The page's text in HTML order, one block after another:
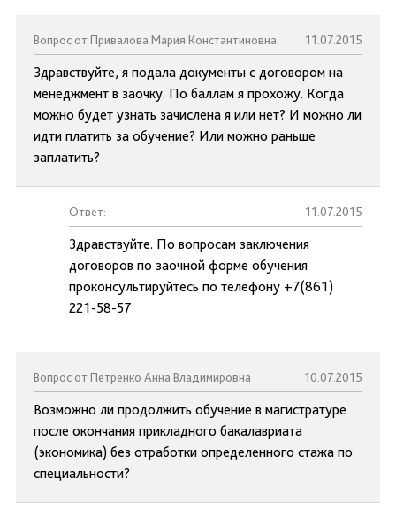
Вопрос от Привалова Мария Константиновна 11.07.2015
Здравствуйте, я подала документы с договором на
менеджмент в заочку. По баллам я прохожу. Когда
можно будет узнать зачислена я или нет? И можно ли
идти платить за обучение? Или можно раньше
заплатить?
Ответ: 11.07.2015
Здравствуйте. По вопросам заключения
договоров по заочной форме обучения
проконсультируйтесь по телефону +7(861)
221-58-57
Вопрос от Петренко Анна Владимировна 10.07.2015
Возможно ли продолжить обучение в магистратуре
после окончания прикладного бакалавриата
(экономика) без отработки определенного стажа по
специальности?